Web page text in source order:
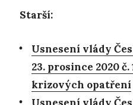
Starší:
Usnesení vlády
23. prosince 2020 č.
krizových opatření